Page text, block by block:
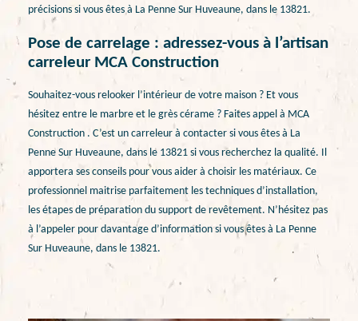
précisions si vous êtes à La Penne Sur Huveaune, dans le 13821.
Pose de carrelage : adressez-vous à l’artisan
carreleur MCA Construction
Souhaitez-vous relooker l’intérieur de votre maison ? Et vous
hésitez entre le marbre et le grès cérame ? Faites appel à MCA
Construction . C’est un carreleur à contacter si vous êtes à La
Penne Sur Huveaune, dans le 13821 si vous recherchez la qualité. Il
apportera ses conseils pour vous aider à choisir les matériaux. Ce
professionnel maitrise parfaitement les techniques d’installation,
les étapes de préparation du support de revêtement. N’hésitez pas
à l’appeler pour davantage d’information si vous êtes à La Penne
Sur Huveaune, dans le 13821.